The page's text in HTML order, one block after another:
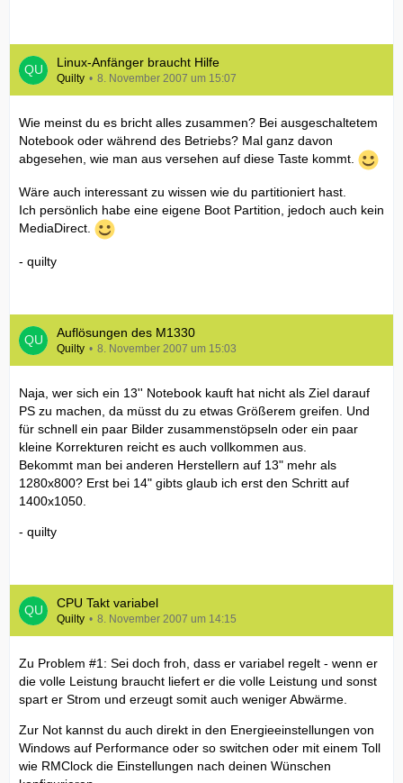
Linux-Anfänger braucht Hilfe
Quilty 8. November 2007 um 15:07
Wie meinst du es bricht alles zusammen? Bei ausgeschaltetem
Notebook oder während des Betriebs? Mal ganz davon
abgesehen, wie man aus versehen auf diese Taste kommt.
Wäre auch interessant zu wissen wie du partitioniert hast.
Ich persönlich habe eine eigene Boot Partition, jedoch auch kein
MediaDirect.
- quilty
Auflösungen des M1330
Quilty 8. November 2007 um 15:03
Naja, wer sich ein 13'' Notebook kauft hat nicht als Ziel darauf
PS zu machen, da müsst du zu etwas Größerem greifen. Und
für schnell ein paar Bilder zusammenstöpseln oder ein paar
kleine Korrekturen reicht es auch vollkommen aus.
Bekommt man bei anderen Herstellern auf 13" mehr als
1280x800? Erst bei 14" gibts glaub ich erst den Schritt auf
1400x1050.
- quilty
CPU Takt variabel
Quilty 8. November 2007 um 14:15
Zu Problem #1: Sei doch froh, dass er variabel regelt - wenn er
die volle Leistung braucht liefert er die volle Leistung und sonst
spart er Strom und erzeugt somit auch weniger Abwärme.
Zur Not kannst du auch direkt in den Energieeinstellungen von
Windows auf Performance oder so switchen oder mit einem Toll
wie RMClock die Einstellungen nach deinen Wünschen